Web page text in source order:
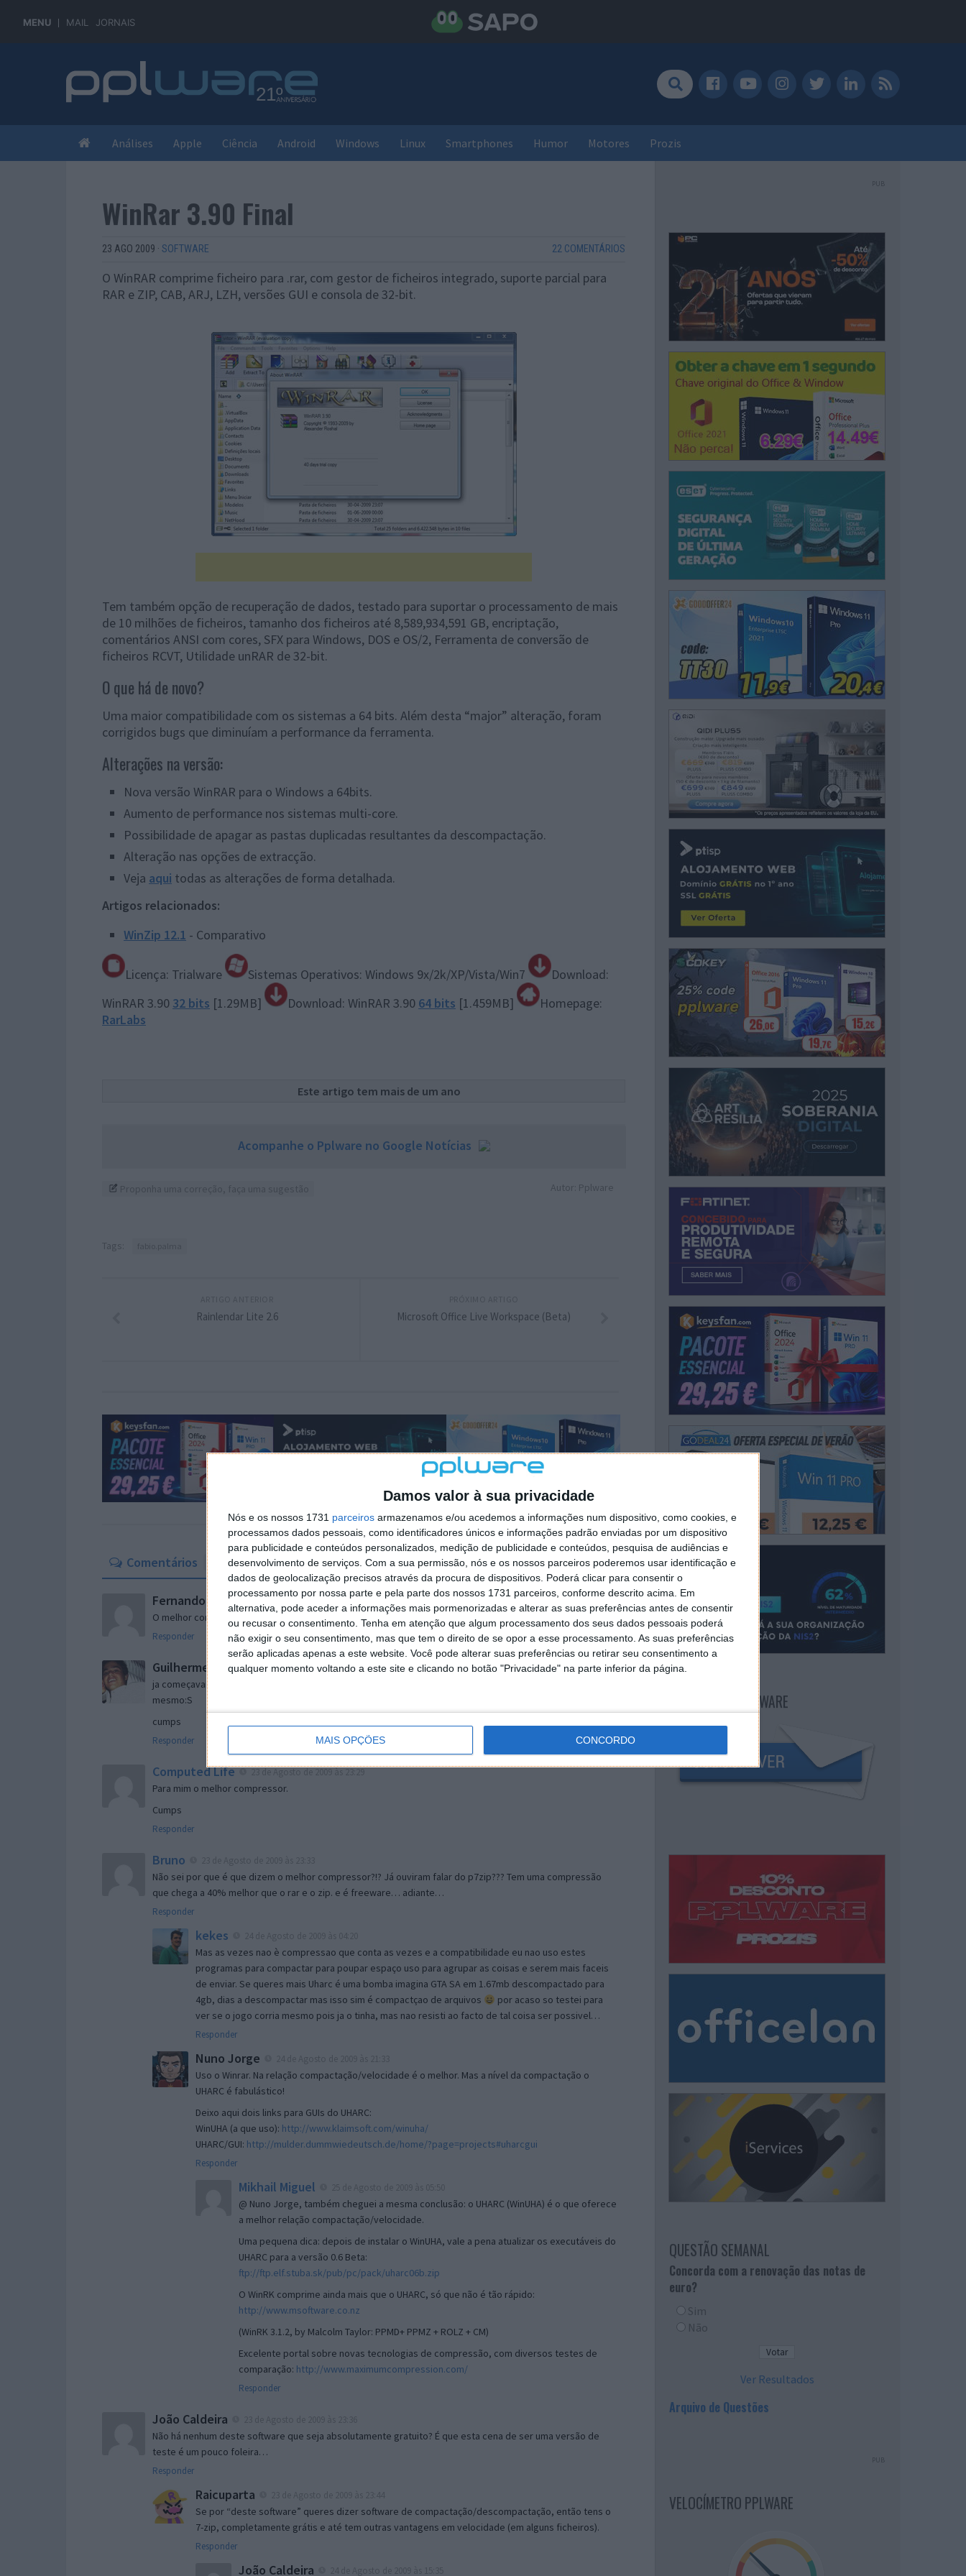
Damos valor à sua privacidade
Nós e os nossos 1731 parceiros armazenamos e/ou acedemos a informações num dispositivo, como cookies, e
processamos dados pessoais, como identificadores únicos e informações padrão enviadas por um dispositivo
para publicidade e conteúdos personalizados, medição de publicidade e conteúdos, pesquisa de audiências e
desenvolvimento de serviços. Com a sua permissão, nós e os nossos parceiros poderemos usar identificação e
dados de geolocalização precisos através da procura de dispositivos. Poderá clicar para consentir o
processamento por nossa parte e pela parte dos nossos 1731 parceiros, conforme descrito acima. Em
alternativa, pode aceder a informações mais pormenorizadas e alterar as suas preferências antes de consentir
ou recusar o consentimento. Tenha em atenção que algum processamento dos seus dados pessoais poderá
não exigir o seu consentimento, mas que tem o direito de se opor a esse processamento. As suas preferências
serão aplicadas apenas a este website. Você pode alterar suas preferências ou retirar seu consentimento a
qualquer momento voltando a este site e clicando no botão "Privacidade" na parte inferior da página.
MAIS OPÇÕES CONCORDO
MENU MAIL JORNAIS
Análises Apple Ciência Android Windows Linux Smartphones Humor Motores Prozis
WinRar 3.90 Final
23 AGO 2009 · SOFTWARE 22 COMENTÁRIOS
O WinRAR comprime ficheiro para .rar, com gestor de ficheiros integrado, suporte parcial para
RAR e ZIP, CAB, ARJ, LZH, versões GUI e consola de 32-bit.
Tem também opção de recuperação de dados, testado para suportar o processamento de mais
de 10 milhões de ficheiros, tamanho dos ficheiros até 8,589,934,591 GB, encriptação,
comentários ANSI com cores, SFX para Windows, DOS e OS/2, Ferramenta de conversão de
ficheiros RCVT, Utilidade unRAR de 32-bit.
O que há de novo?
Uma maior compatibilidade com os sistemas a 64 bits. Além desta “major” alteração, foram
corrigidos bugs que diminuíam a performance da ferramenta.
Alterações na versão:
Nova versão WinRAR para o Windows a 64bits.
Aumento de performance nos sistemas multi-core.
Possibilidade de apagar as pastas duplicadas resultantes da descompactação.
Alteração nas opções de extracção.
Veja aqui todas as alterações de forma detalhada.
Artigos relacionados:
WinZip 12.1 - Comparativo
Licença: Trialware Sistemas Operativos: Windows 9x/2k/XP/Vista/Win7
Download:
WinRAR 3.90 32 bits [1.29MB] Download: WinRAR 3.90 64 bits [1.459MB]
Homepage:
RarLabs
Este artigo tem mais de um ano
Acompanhe o Pplware no Google Notícias
Autor: Pplware
Tags:
Microsoft Office Live Workspace (Beta)
Rainlendar Lite 2.6
Comentários
Fernando 23 de Agosto de 2009 às 23:06
O melhor compressor de ficheiros que existe.
Responder
Guilherme de Sousa 23 de Agosto de 2009 às 23:20
ja começavam era a fazer com q isto aproveitasse mais cores.. por enquanto dual e quads vai dar ao
mesmo:S
cumps
Responder
Computed Life
Para mim o melhor compressor.
Cumps
Responder
Bruno
Não sei por que é que dizem o melhor compressor?!? Já ouviram falar do p7zip??? Tem uma compressão
que chega a 40% melhor que o rar e o zip. e é freeware… adiante…
Responder
kekes
Mas as vezes nao è compressao que conta as vezes e a compatibilidade eu nao uso estes
programas para compactar para poupar espaço uso para agrupar as coisas e serem mais faceis
de enviar. Se queres mais Uharc é uma bomba imagina GTA SA em 1.67mb descompactado para
4gb, dias a descompactar mas isso sim é compactçao de arquivos
por acaso so testei para
ver se o jogo corria mesmo pois ja o tinha, mas nao resisti ao facto de tal coisa ser possivel…
Responder
Nuno Jorge
Uso o Winrar. Na relação compactação/velocidade é o melhor. Mas a nível da compactação o
UHARC é fabulástico!
Deixo aqui dois links para GUIs do UHARC:
WinUHA (a que uso): http://www.klaimsoft.com/winuha/
UHARC/GUI: http://mulder.dummwiedeutsch.de/home/?page=projects#uharcgui
Responder
Mikhail Miguel
@ Nuno Jorge, também cheguei a mesma conclusão: o UHARC (WinUHA) é o que oferece
a melhor relação compactação/velocidade.
Uma pequena dica: depois de instalar o WinUHA, vale a pena atualizar os executáveis do
UHARC para a versão 0.6 Beta:
ftp://ftp.elf.stuba.sk/pub/pc/pack/uharc06b.zip
O WinRK comprime ainda mais que o UHARC, só que não é tão rápido:
http://www.msoftware.co.nz
(WinRK 3.1.2, by Malcolm Taylor: PPMD+ PPMZ + ROLZ + CM)
Excelente portal sobre novas tecnologias de compressão, com diversos testes de
comparação: http://www.maximumcompression.com/
Responder
João Caldeira
Não há nenhum deste software que seja absolutamente gratuito? É que esta cena de ser uma versão de
teste é um pouco foleira…
Responder
Raicuparta
Se por “deste software” queres dizer software de compactação/descompactação, então tens o
7-zip, completamente grátis e até tem outras vantagens em velocidade (em alguns ficheiros).
Responder
João Caldeira
PUB
NEWSLETTER PPLWARE
QUESTÃO SEMANAL
Concorda com a renovação das notas de
euro?
Sim
Não
Ver Resultados
Arquivo de Questões
PUB
VELOCÍMETRO PPLWARE